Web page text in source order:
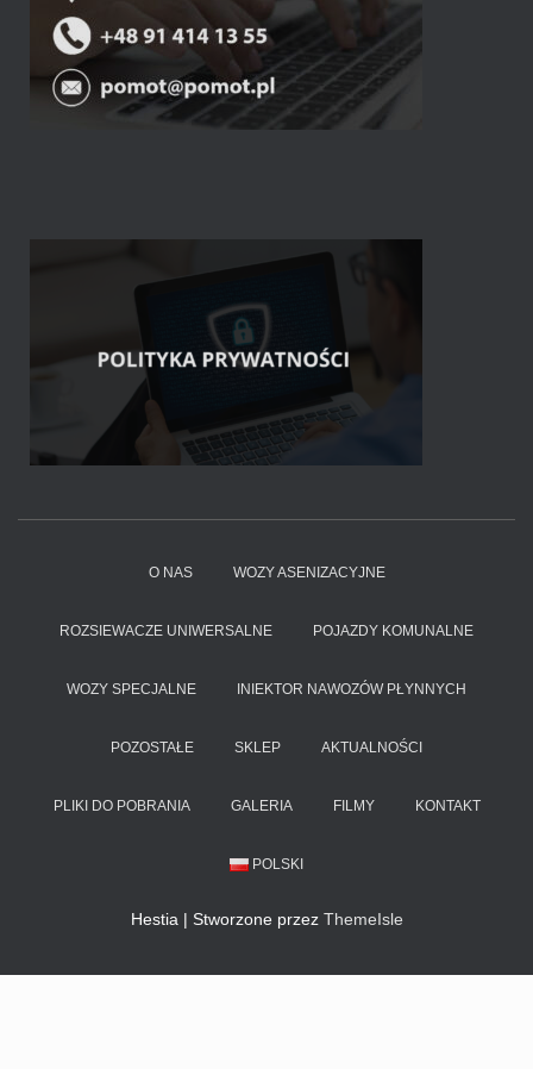
O NAS WOZY ASENIZACYJNE
ROZSIEWACZE UNIWERSALNE POJAZDY KOMUNALNE
WOZY SPECJALNE INIEKTOR NAWOZÓW PŁYNNYCH
POZOSTAŁE SKLEP AKTUALNOŚCI
PLIKI DO POBRANIA GALERIA FILMY KONTAKT
POLSKI
Hestia | Stworzone przez ThemeIsle